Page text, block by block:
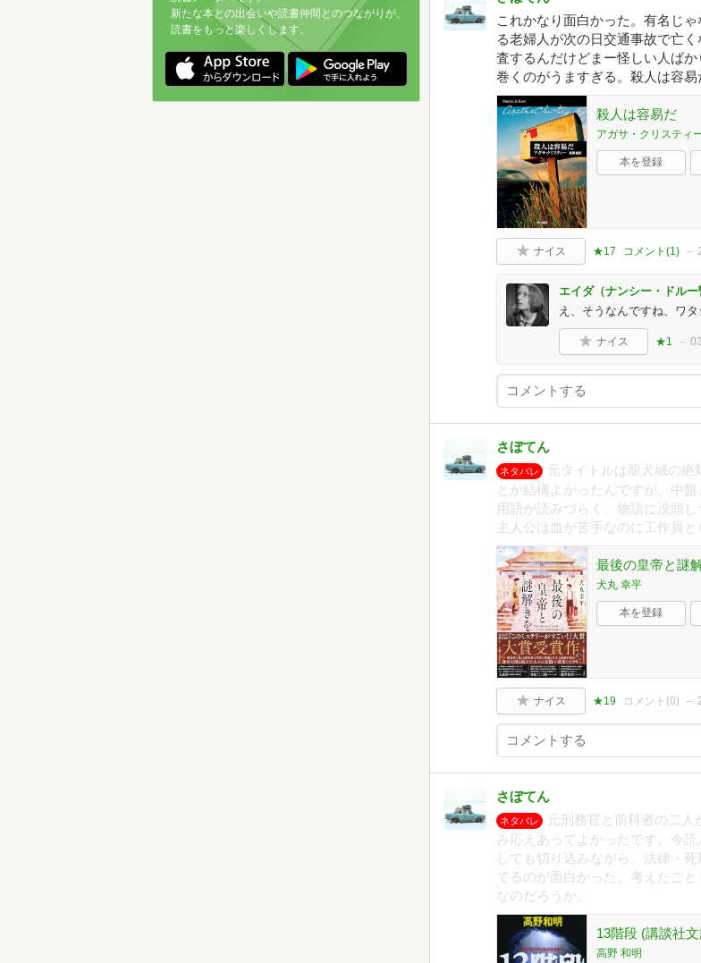
これかなり面白かった。有名じ
る老婦人が次の日交通事故で亡
査するんだけどまー怪しい人ば
巻くのがうますぎる。殺人は容
殺人は容易だ
アガサ・クリスティ
本を登録
ナイス ★17 コメント(1)
エイダ（ナンシー・ドルー
え、そうなんですね、ワタ
ナイス ★1
さぼてん
ネタバレ
元タイトルは龍犬城の
とか結構よかったんですが、中
用語が読みづらく、物語に没頭
主人公は血が苦手なのに工作員
最後の皇帝と謎
犬丸 幸平
本を登録
ナイス ★19 コメント(0)
さぼてん
ネタバレ
元刑務官と前科者の二
み応えあってよかったです。今
しても切り込みながら、法律・
てるのが面白かった。考えたこ
なのだろうか。
13階段 (講談社
高野 和明
新たな本との出会いや読書仲間とのつながりが、
読書をもっと楽しくします。